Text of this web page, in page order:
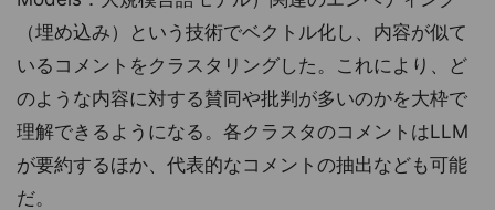
（埋め込み）という技術でベクトル化し、内容が似て
いるコメントをクラスタリングした。これにより、ど
のような内容に対する賛同や批判が多いのかを大枠で
理解できるようになる。各クラスタのコメントはLLM
が要約するほか、代表的なコメントの抽出なども可能
だ。